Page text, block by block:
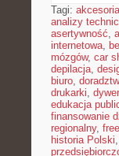
Tagi:
analizy
asertywność,
internetowa,
mózgów, car
depilacja,
biuro,
drukarki,
edukacja
finansowanie
regionalny,
historia Polski,